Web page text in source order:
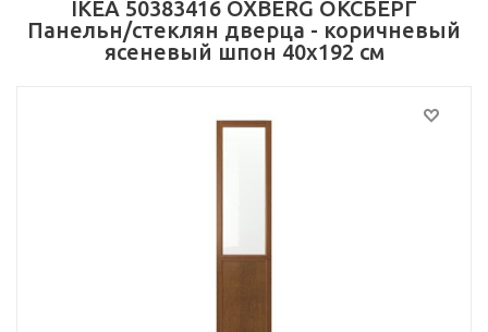
IKEA 50383416 OXBERG ОКСБЕРГ
Панельн/стеклян дверца - коричневый
ясеневый шпон 40x192 см